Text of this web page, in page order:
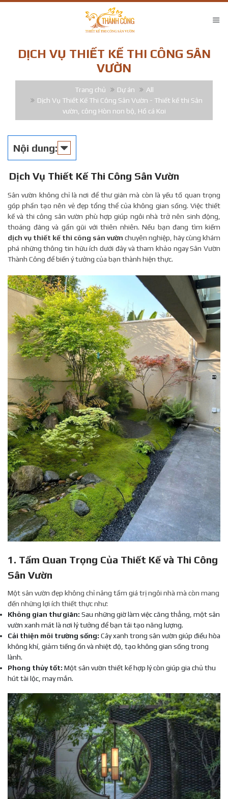
DỊCH VỤ THIẾT KẾ THI CÔNG SÂN
VƯỜN
Trang chủ Dự án
All
Dịch Vụ Thiết Kế Thi Công Sân Vườn - Thiết kế thi Sân
vườn, công Hòn non bộ, Hồ cá Koi
Nội dung:
Dịch Vụ Thiết Kế Thi Công Sân Vườn
Sân vườn không chỉ là nơi để thư giãn mà còn là yếu tố quan trọng
góp phần tạo nên vẻ đẹp tổng thể của không gian sống. Việc thiết
kế và thi công sân vườn phù hợp giúp ngôi nhà trở nên sinh động,
thoáng đãng và gần gũi với thiên nhiên. Nếu bạn đang tìm kiếm
dịch vụ thiết kế thi công sân vườn chuyên nghiệp, hãy cùng khám
phá những thông tin hữu ích dưới đây và tham khảo ngay Sân Vườn
Thành Công để biến ý tưởng của bạn thành hiện thực.
1. Tầm Quan Trọng Của Thiết Kế và Thi Công
Sân Vườn
Một sân vườn đẹp không chỉ nâng tầm giá trị ngôi nhà mà còn mang
đến những lợi ích thiết thực như:
Không gian thư giãn: Sau những giờ làm việc căng thẳng, một sân
vườn xanh mát là nơi lý tưởng để bạn tái tạo năng lượng.
Cải thiện môi trường sống: Cây xanh trong sân vườn giúp điều hòa
không khí, giảm tiếng ồn và nhiệt độ, tạo không gian sống trong
lành.
Phong thủy tốt: Một sân vườn thiết kế hợp lý còn giúp gia chủ thu
hút tài lộc, may mắn.